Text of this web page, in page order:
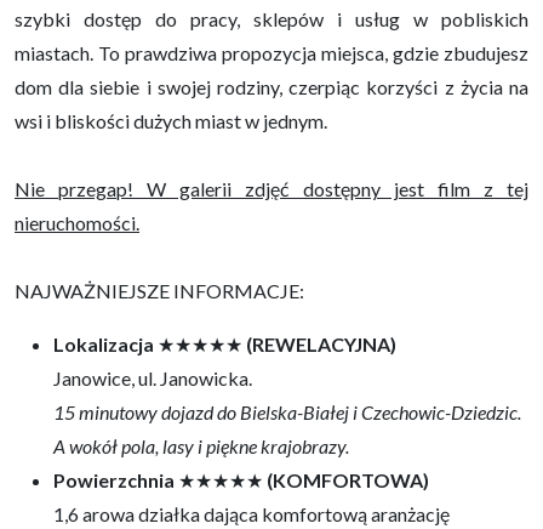
szybki dostęp do pracy, sklepów i usług w pobliskich
miastach. To prawdziwa propozycja miejsca, gdzie zbudujesz
dom dla siebie i swojej rodziny, czerpiąc korzyści z życia na
wsi i bliskości dużych miast w jednym.
Nie przegap! W galerii zdjęć dostępny jest film z tej
nieruchomości.
NAJWAŻNIEJSZE INFORMACJE:
Lokalizacja ★★★★★ (REWELACYJNA)
Janowice, ul. Janowicka.
15 minutowy dojazd do Bielska-Białej i Czechowic-Dziedzic.
A wokół pola, lasy i piękne krajobrazy.
Powierzchnia ★★★★★ (KOMFORTOWA)
1,6 arowa działka dająca komfortową aranżację